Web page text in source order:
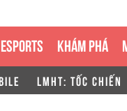
ESPORTS KHÁM PHÁ
LMHT: TỐC CHIẾN